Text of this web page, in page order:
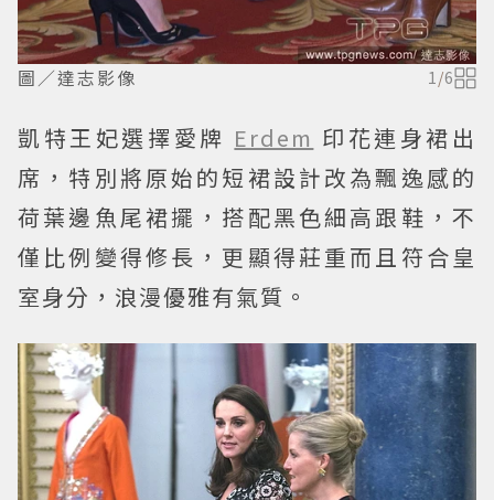
圖／達志影像 1/6
凱特王妃選擇愛牌 Erdem 印花連身裙出
席，特別將原始的短裙設計改為飄逸感的
荷葉邊魚尾裙擺，搭配黑色細高跟鞋，不
僅比例變得修長，更顯得莊重而且符合皇
室身分，浪漫優雅有氣質。